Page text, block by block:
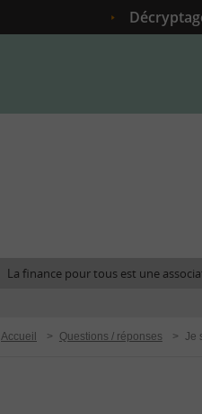
La finance pour tous est une
Accueil > Questions / réponses >